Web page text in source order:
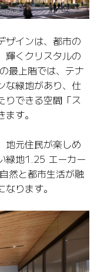
ザインは、都市の
輝くクリスタルの
最上階では、テナ
な緑地があり、仕
りできる空間「ス
す。
地元住民が楽しめ
緑地1.25 エーカー
然と都市生活が融
ります。